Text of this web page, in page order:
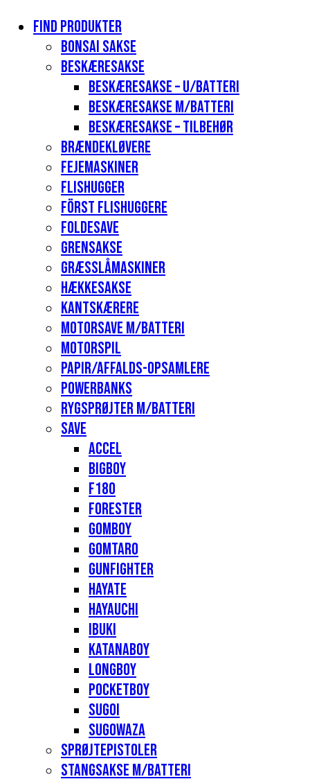
Find produkter
Bonsai sakse
Beskæresakse
Beskæresakse – u/batteri
Beskæresakse m/batteri
Beskæresakse – tilbehør
Brændekløvere
Fejemaskiner
Flishugger
Först flishuggere
Foldesave
Grensakse
Græsslåmaskiner
Hækkesakse
Kantskærere
Motorsave m/batteri
Motorspil
Papir/affalds-opsamlere
Powerbanks
Rygsprøjter m/batteri
Save
Accel
Bigboy
F180
Forester
Gomboy
Gomtaro
Gunfighter
Hayate
Hayauchi
Ibuki
Katanaboy
Longboy
Pocketboy
Sugoi
Sugowaza
Sprøjtepistoler
Stangsakse m/batteri